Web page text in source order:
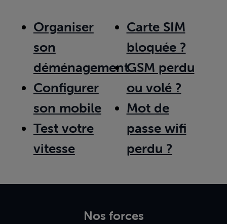
Organiser
son
déménagement
Configurer
son mobile
Test votre
vitesse
Carte SIM
bloquée ?
GSM perdu
ou volé ?
Mot de
passe wifi
perdu ?
Nos forces